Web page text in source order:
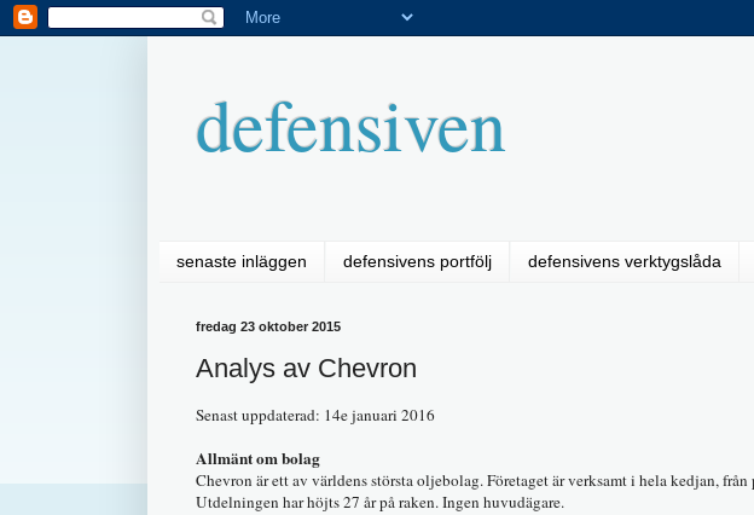
defensiven
senaste inläggen defensivens portfölj defensivens verktygslåda
fredag 23 oktober 2015
Analys av Chevron
Senast uppdaterad: 14e januari 2016
Allmänt om bolag
Chevron är ett av världens största oljebolag. Företaget är verksamt i hela kedjan,
Utdelningen har höjts 27 år på raken. Ingen huvudägare.